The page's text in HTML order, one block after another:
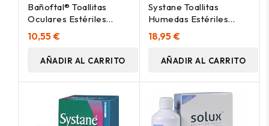
Bañoftal® Toallitas
Oculares Estériles
20Uds
10,55 €
AÑADIR AL CARRITO
Systane Toallitas
Humedas Estériles
Limpieza Palpebral, 30
Uds
18,95 €
AÑADIR AL CARRITO